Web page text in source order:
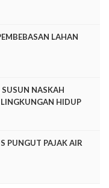
LAHAN
NASKAH
HIDUP
PUNGUT PAJAK AIR